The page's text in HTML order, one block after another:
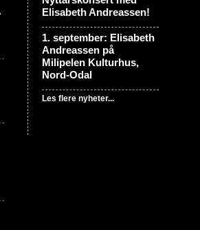
Elisabeth Andreassen!
1. september: Elisabeth
Andreassen på
Milipelen Kulturhus,
Nord-Odal
Les flere nyheter...